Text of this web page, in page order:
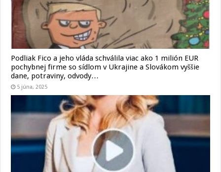
Podliak Fico a jeho vláda schválila viac ako 1 milión EUR
pochybnej firme so sídlom v Ukrajine a Slovákom vyššie
dane, potraviny, odvody…
5 júna, 2025